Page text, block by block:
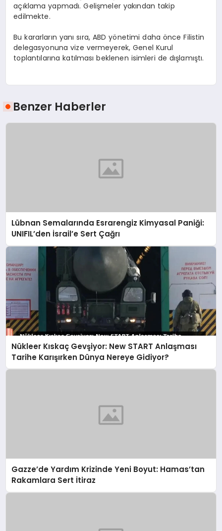
açıklama yapmadı. Gelişmeler yakından takip
edilmekte.
Bu kararların yanı sıra, ABD yönetimi daha önce Filistin
delegasyonuna vize vermeyerek, Genel Kurul
toplantılarına katılması beklenen isimleri de dışlamıştı.
Benzer Haberler
Lübnan Semalarında Esrarengiz Kimyasal Paniği:
UNIFIL’den İsrail’e Sert Çağrı
Nükleer Kıskaç Gevşiyor: New START Anlaşması
Tarihe Karışırken Dünya Nereye Gidiyor?
Gazze’de Yardım Krizinde Yeni Boyut: Hamas’tan
Rakamlara Sert İtiraz